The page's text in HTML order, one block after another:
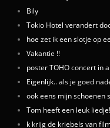
Bily
Tokio Hotel verandert
hoe zet ik een slotje op
Vakantie !!
poster TOHO concert in
Eigenlijk.. als je goed
ook eens mijn schoenen
Tom heeft een leuk
k krijg de kriebels van